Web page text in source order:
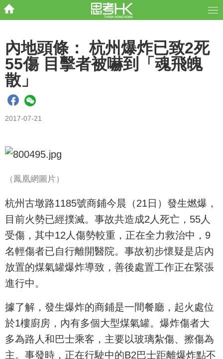
內地頭條： 杭州爆炸已致2死
55傷 目擊者被嚇到「魂飛魄
散」
2017-07-21
（鳳凰網圖片）
杭州古墩路1185號商鋪今晨（21日）發生燃爆，
目前火勢已經撲滅。事故共造成2人死亡，55人
受傷，其中12人傷勢較重，正在全力救治中，9
名輕傷者已自行離開醫院。事故初步懷疑是店內
放置的煤氣罐爆炸導致，善後處置工作正在緊張
進行中。
據了解，發生爆炸的商鋪是一間餐廳，起火處位
於1樓廚房，內有多個大型煤氣罐。爆炸傷者大
多為路人和巴士乘客，主要以玻璃紮傷、擦傷為
主。事發時，正在行駛中的B2巴士距離爆炸點不